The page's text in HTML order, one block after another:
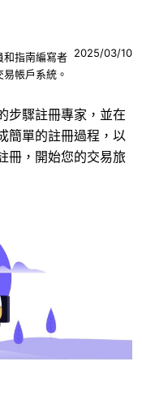
和指南編寫者
帳戶系統。
2025/03/10
步驟註冊專家，並在
簡單的註冊過程，以
冊，開始您的交易旅